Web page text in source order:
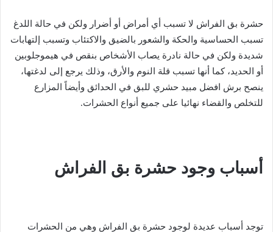
حشرة بق الفراش لا تسبب أي أمراض أو أضرار ولكن في حالة اللدغ
تسبب الحساسية والحكة والشعور بالضيق والاكتئاب وتسبب إلتهابات
شديدة ولكن في حالة نادرة يصاب الأشخاص بنقص في هيموجلوبين
أو الحديد، كما أنها تسبب قلة النوم والأرق، وذلك يرجع إلى لدغتها،
ينصح برش افضل مبيد حشري للبق في الحدائق وأيضاً المزارع
للتخلص والقضاء نهائيا على جميع أنواع الحشرات.
أسباب وجود حشرة بق الفراش
توجد أسباب عديدة لوجود حشرة بق الفراش وهي من الحشرات